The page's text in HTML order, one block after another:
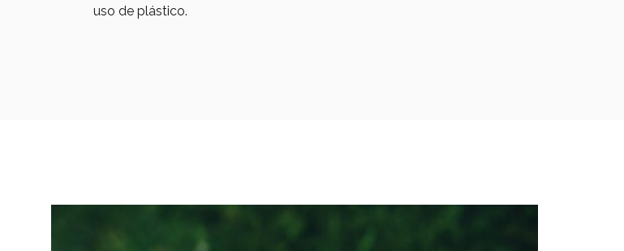
uso de plástico.